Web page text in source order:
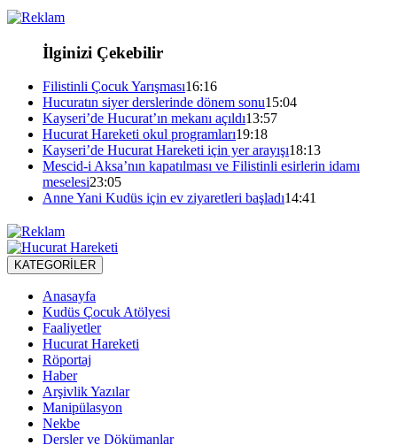
İlginizi Çekebilir
Filistinli Çocuk Yarışması16:16
Hucuratın siyer derslerinde dönem sonu15:04
Kayseri’de Hucurat’ın mekanı açıldı13:57
Hucurat Hareketi okul programları19:18
Kayseri’de Hucurat Hareketi için yer arayışı18:13
Mescid-i Aksa’nın kapatılması ve Filistinli esirlerin idamı
meselesi23:05
Anne Yani Kudüs için ev ziyaretleri başladı14:41
KATEGORİLER
Anasayfa
Kudüs Çocuk Atölyesi
Faaliyetler
Hucurat Hareketi
Röportaj
Haber
Arşivlik Yazılar
Manipülasyon
Nekbe
Dersler ve Dökümanlar